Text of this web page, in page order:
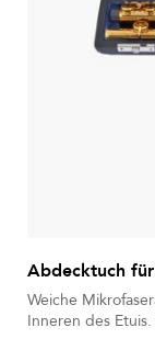
Abdecktuch
Weiche
Inneren des